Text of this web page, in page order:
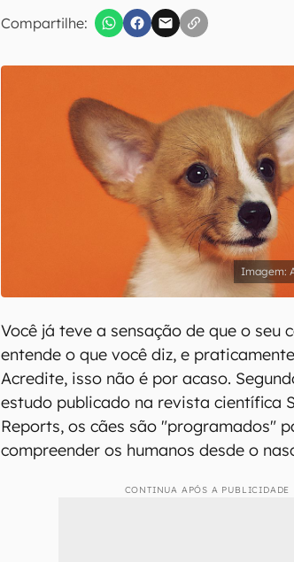
Compartilhe:
Confirmo que li, aceito e concordo com os
Você já teve a sensação de que o seu
entende o que você diz, e
Acredite, isso não é por acaso.
estudo publicado na revista científica
Reports, os cães são "programados"
compreender os humanos desde o
CONTINUA APÓS A PUBLICIDADE